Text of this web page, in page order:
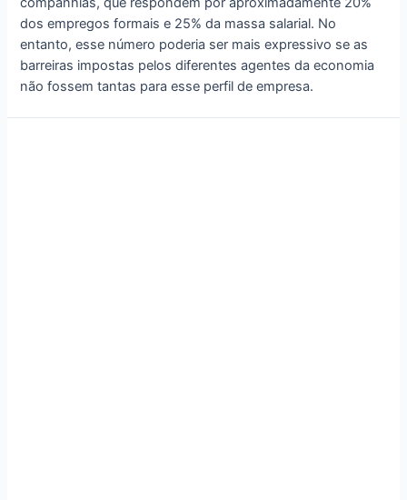
dos empregos formais e 25% da massa salarial. No
entanto, esse número poderia ser mais expressivo se as
barreiras impostas pelos diferentes agentes da economia
não fossem tantas para esse perfil de empresa.